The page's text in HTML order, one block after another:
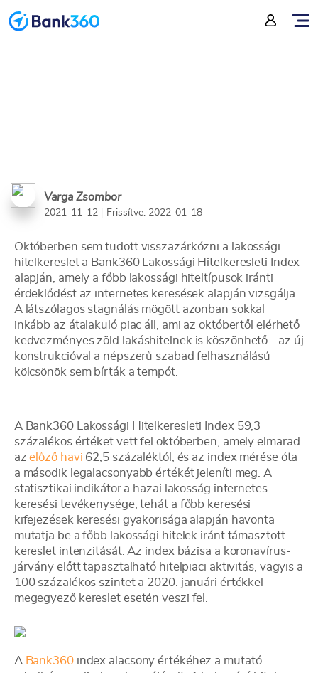
kölcsön iránti kereslet
Varga Zsombor
2021-11-12 Frissítve: 2022-01-18
Októberben sem tudott visszazárkózni a lakossági
hitelkereslet a Bank360 Lakossági Hitelkeresleti Index
alapján, amely a főbb lakossági hiteltípusok iránti
érdeklődést az internetes keresések alapján vizsgálja.
A látszólagos stagnálás mögött azonban sokkal
inkább az átalakuló piac áll, ami az októbertől elérhető
kedvezményes zöld lakáshitelnek is köszönhető - az új
konstrukcióval a népszerű szabad felhasználású
kölcsönök sem bírták a tempót.
A Bank360 Lakossági Hitelkeresleti Index 59,3
százalékos értéket vett fel októberben, amely elmarad
azelőző havi 62,5 százaléktól, és az index mérése óta
a második legalacsonyabb értékét jeleníti meg. A
statisztikai indikátor a hazai lakosság internetes
keresési tevékenysége, tehát a főbb keresési
kifejezések keresési gyakorisága alapján havonta
mutatja be a főbb lakossági hitelek iránt támasztott
kereslet intenzitását. Az index bázisa a koronavírus-
járvány előtt tapasztalható hitelpiaci aktivitás, vagyis a
100 százalékos szintet a 2020. januári értékkel
megegyező kereslet esetén veszi fel.
A Bank360index alacsony értékéhez a mutató